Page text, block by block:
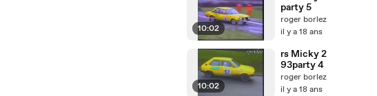
10:02
party 5
roger borlez
il y a 18 ans
10:02
rs Micky 2
93party 4
roger borlez
il y a 18 ans